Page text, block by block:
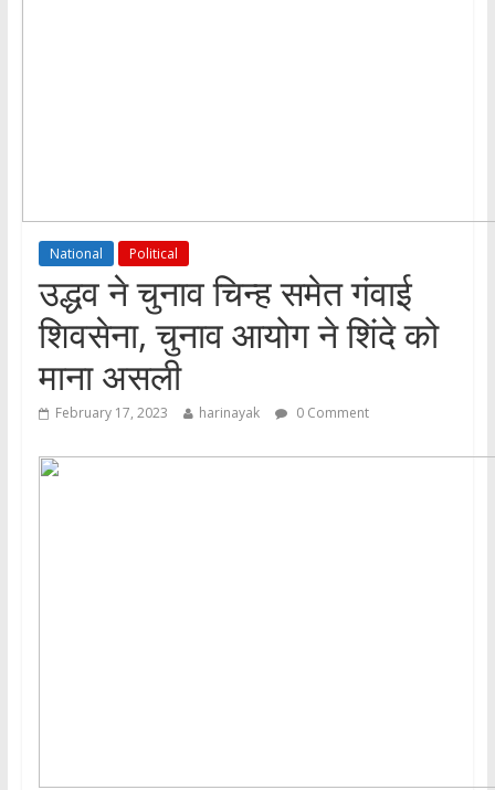
National Political
उद्धव ने चुनाव चिन्ह समेत गंवाई
शिवसेना, चुनाव आयोग ने शिंदे को
माना असली
February 17, 2023 harinayak 0 Comment